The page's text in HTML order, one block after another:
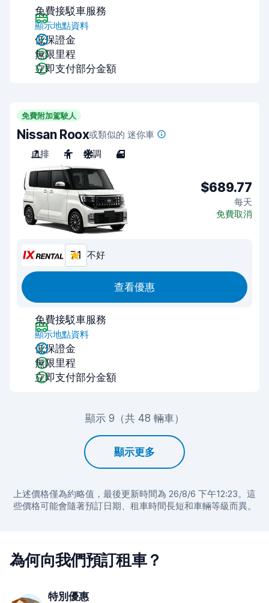
免費接駁車服務
顯示地點資料
低保證金
無限里程
立即支付部分金額
免費附加駕駛人
Nissan Roox或類似的 迷你車
自排
4 空調 4
$689.77
每天
免費取消
7.1 不好
查看優惠
免費接駁車服務
顯示地點資料
低保證金
無限里程
立即支付部分金額
顯示 9（共 48 輛車）
顯示更多
上述價格僅為約略值，最後更新時間為 26/8/6 下午12:23。這
些價格可能會隨著預訂日期、租車時間長短和車輛等級而異。
為何向我們預訂租車？
特別優惠